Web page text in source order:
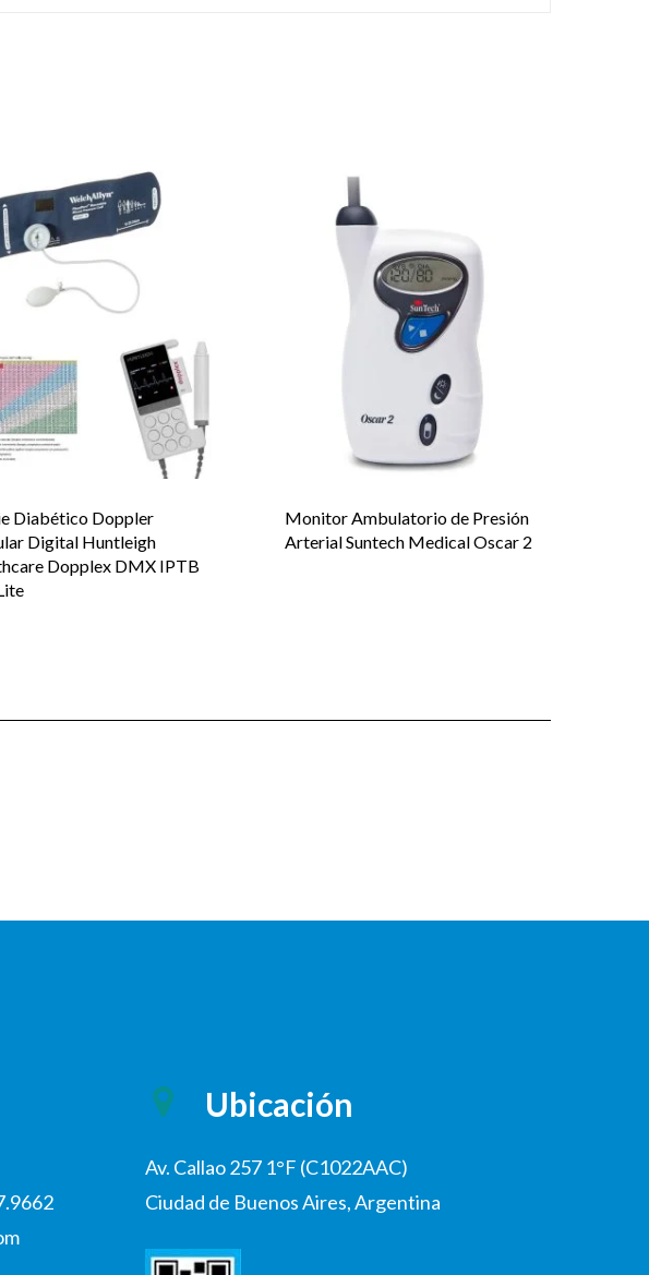
Diabético Doppler
Digital Huntleigh
Dopplex DMX IPTB
Monitor Ambulatorio de Presión
Arterial Suntech Medical Oscar 2
Ubicación
Av. Callao 257 1°F (C1022AAC)
Ciudad de Buenos Aires, Argentina